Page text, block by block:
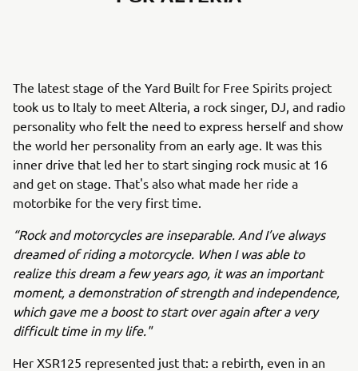
The latest stage of the Yard Built for Free Spirits project
took us to Italy to meet Alteria, a rock singer, DJ, and radio
personality who felt the need to express herself and show
the world her personality from an early age. It was this
inner drive that led her to start singing rock music at 16
and get on stage. That's also what made her ride a
motorbike for the very first time.
“Rock and motorcycles are inseparable. And I’ve always
dreamed of riding a motorcycle. When I was able to
realize this dream a few years ago, it was an important
moment, a demonstration of strength and independence,
which gave me a boost to start over again after a very
difficult time in my life."
Her XSR125 represented just that: a rebirth, even in an